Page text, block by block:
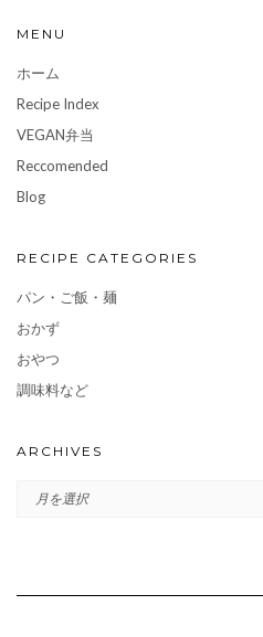
MENU
ホーム
Recipe Index
VEGAN弁当
Reccomended
Blog
RECIPE CATEGORIES
パン・ご飯・麺
おかず
おやつ
調味料など
ARCHIVES
ARCHIVES